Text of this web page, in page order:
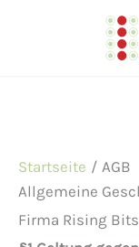
Startseite
AGB
Allgemeine
Firma Rising